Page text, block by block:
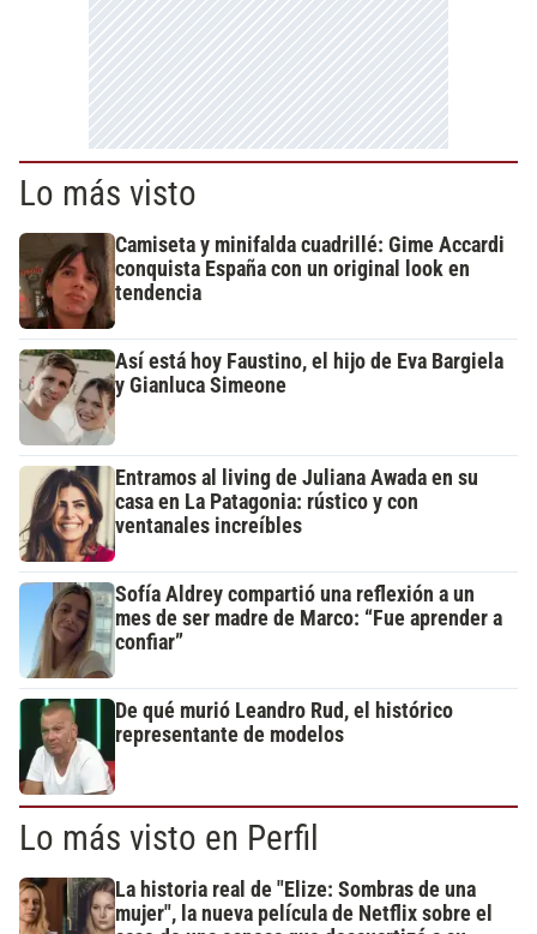
Lo más visto
Camiseta y minifalda cuadrillé: Gime Accardi
conquista España con un original look en
tendencia
Así está hoy Faustino, el hijo de Eva Bargiela
y Gianluca Simeone
Entramos al living de Juliana Awada en su
casa en La Patagonia: rústico y con
ventanales increíbles
Sofía Aldrey compartió una reflexión a un
mes de ser madre de Marco: “Fue aprender a
confiar”
De qué murió Leandro Rud, el histórico
representante de modelos
Lo más visto en Perfil
La historia real de "Elize: Sombras de una
mujer", la nueva película de Netflix sobre el